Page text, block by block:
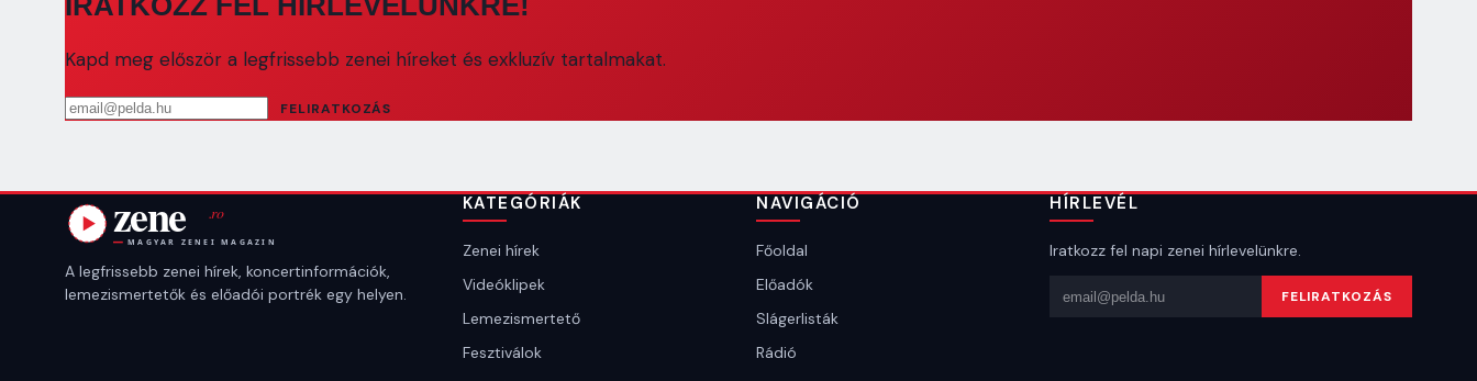
Kapd meg először a legfrissebb zenei híreket és exkluzív tartalmakat.
Email cím
FELIRATKOZÁS
A legfrissebb zenei hírek, koncertinformációk,
lemezismertetők és előadói portrék egy helyen.
KATEGÓRIÁK
Zenei hírek
Videóklipek
Lemezismertető
Fesztiválok
NAVIGÁCIÓ
Főoldal
Előadók
Slágerlisták
Rádió
HÍRLEVÉL
Iratkozz fel napi zenei hírlevelünkre.
Email cím FELIRATKOZÁS